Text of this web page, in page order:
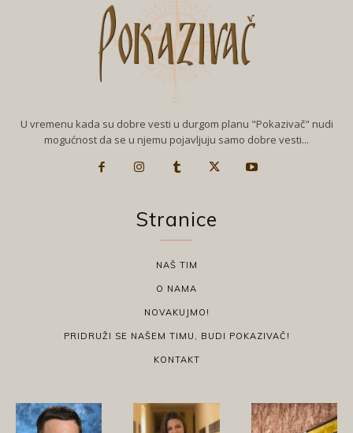
U vremenu kada su dobre vesti u durgom planu "Pokazivač" nudi
mogućnost da se u njemu pojavljuju samo dobre vesti...
Stranice
NAŠ TIM
O NAMA
NOVAKUJMO!
PRIDRUŽI SE NAŠEM TIMU, BUDI POKAZIVAČ!
KONTAKT